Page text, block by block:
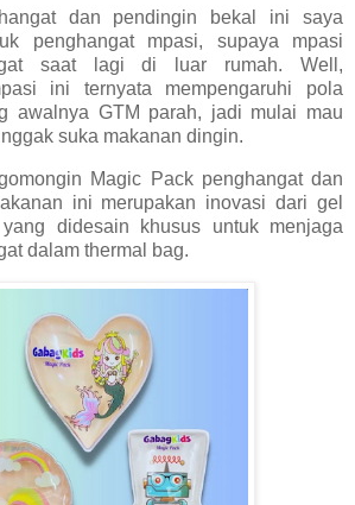
dan pendingin bekal ini saya
penghangat mpasi, supaya mpasi
saat lagi di luar rumah. Well,
ini ternyata mempengaruhi pola
awalnya GTM parah, jadi mulai mau
suka makanan dingin.
Magic Pack penghangat dan
ini merupakan inovasi dari gel
didesain khusus untuk menjaga
dalam thermal bag.